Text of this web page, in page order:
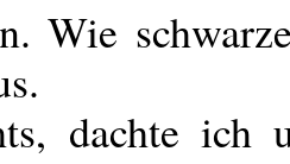
Wie
dachte ich